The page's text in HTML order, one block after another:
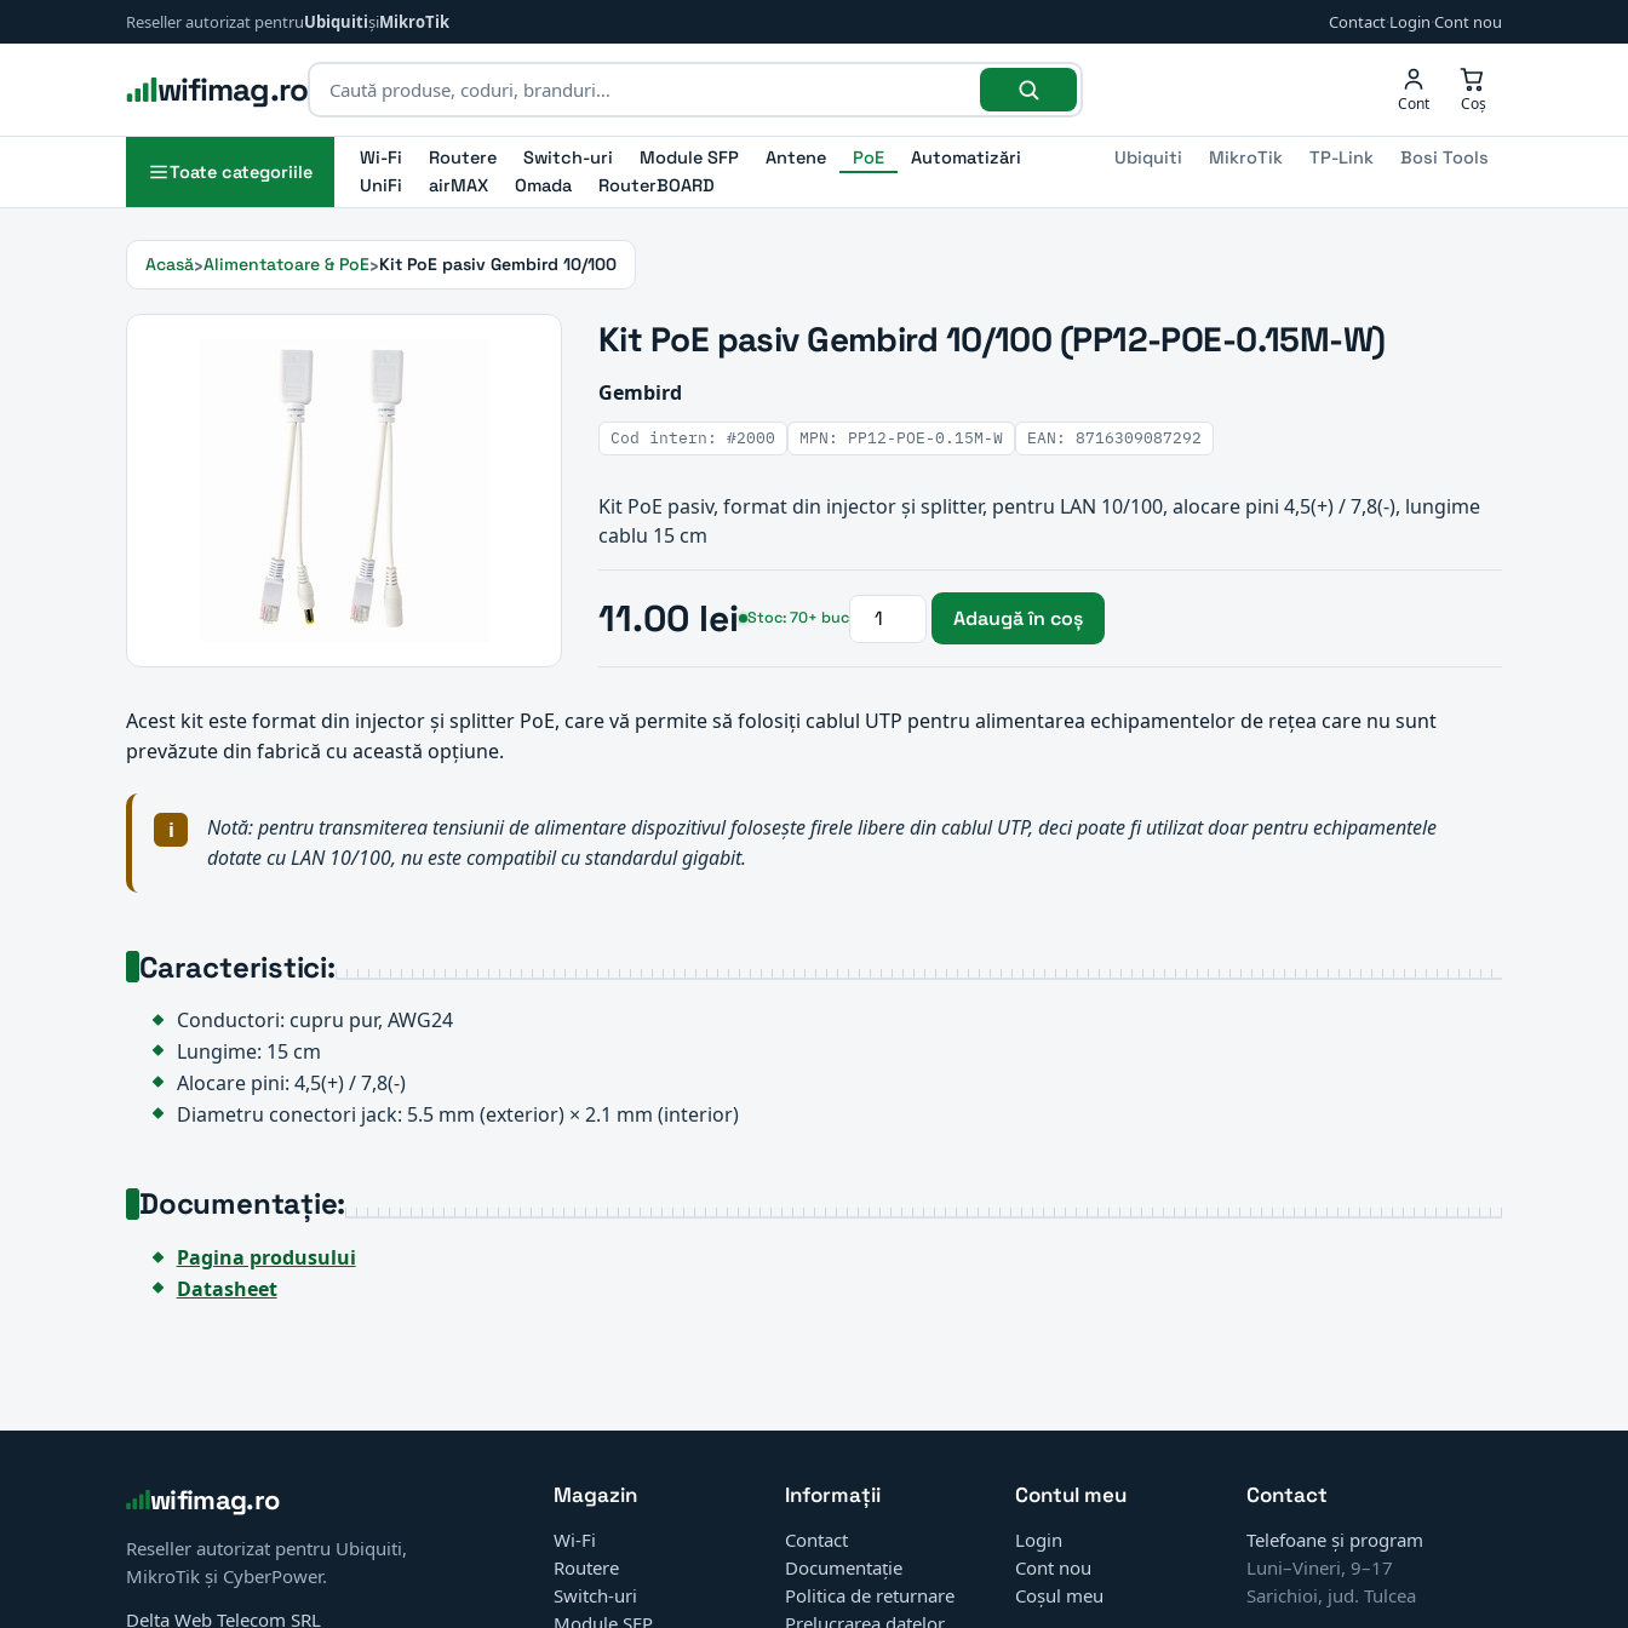
Reseller autorizat pentruUbiquitișiMikroTik Contact·Login·Cont nou
wifimag.ro Cont Coș
Toate categoriile
Wi-Fi Routere Switch-uri Module SFP Antene PoE Automatizări Ubiquiti MikroTik TP-Link
Bosi Tools
UniFi
airMAX Omada RouterBOARD
Acasă Alimentatoare & PoE Kit PoE pasiv Gembird 10/100
Kit PoE pasiv Gembird 10/100 (PP12-POE-0.15M-W)
Gembird
Cod intern: #2000 MPN: PP12-POE-0.15M-W EAN: 8716309087292
Kit PoE pasiv, format din injector și splitter, pentru LAN 10/100, alocare pini 4,5(+) / 7,8(-), lungime
cablu 15 cm
11.00 lei Stoc: 70+ buc Adaugă în coș
Acest kit este format din injector și splitter PoE, care vă permite să folosiți cablul UTP pentru alimentarea echipamentelor de rețea care nu sunt
prevăzute din fabrică cu această opțiune.
Notă: pentru transmiterea tensiunii de alimentare dispozitivul folosește firele libere din cablul UTP, deci poate fi utilizat doar pentru echipamentele
dotate cu LAN 10/100, nu este compatibil cu standardul gigabit.
Caracteristici:
Conductori: cupru pur, AWG24
Lungime: 15 cm
Alocare pini: 4,5(+) / 7,8(-)
Diametru conectori jack: 5.5 mm (exterior) × 2.1 mm (interior)
Documentație:
Pagina produsului
Datasheet
wifimag.ro
Reseller autorizat pentru Ubiquiti,
MikroTik și CyberPower.
Delta Web Telecom SRL
Magazin
Wi-Fi
Routere
Switch-uri
Module SFP
Informații
Contact
Documentație
Politica de returnare
Prelucrarea datelor
Contul meu
Login
Cont nou
Coșul meu
Contact
Telefoane și program
Luni–Vineri, 9–17
Sarichioi, jud. Tulcea